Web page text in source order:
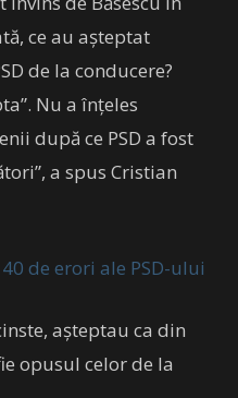
ce au așteptat
de la conducere?
Nu a înțeles
după ce PSD a fost
a spus Cristian
de erori ale PSD-ului
așteptau ca din
opusul celor de la